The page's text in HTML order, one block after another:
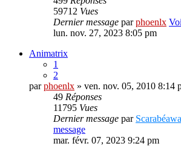
59712 Vues
Dernier message parphoenlx
lun. nov. 27, 2023 8:05 pm
Animatrix
1
2
parphoenlx » ven. nov. 05, 2010 8:14
49 Réponses
11795 Vues
Dernier message par
message
mar. févr. 07, 2023 9:24 pm